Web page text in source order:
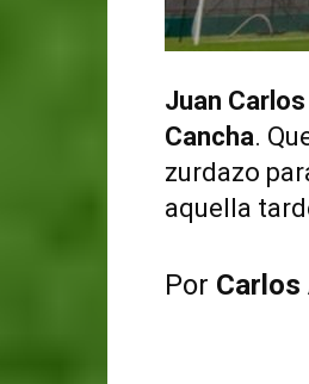
Juan
Cancha.
zurdazo
aquella
Por Carlos